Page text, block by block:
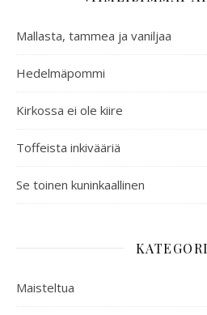
Mallasta, tammea ja vaniljaa
Hedelmäpommi
Kirkossa ei ole kiire
Toffeista inkivääriä
Se toinen kuninkaallinen
Maisteltua